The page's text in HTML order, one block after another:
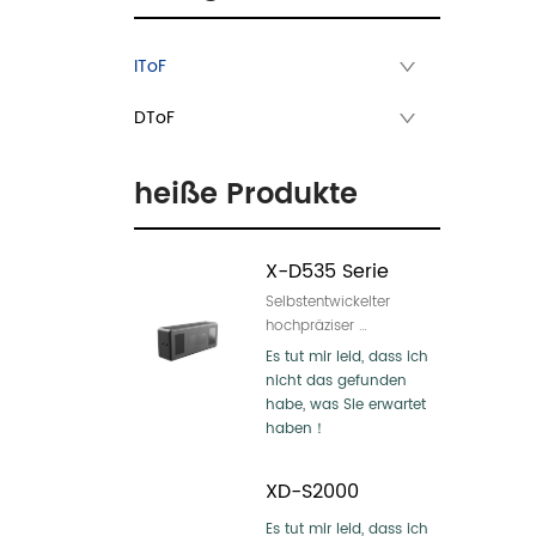
IToF
DToF
heiße Produkte
X-D535 Serie
Selbstentwickelter
hochpräziser
Kalibrierungs- und
Zählalgorithmus
Unterstützt Multi-Mode-
Erkennung und -Zählung,
Herumlungern, Filtern
usw., mit einer
Es tut mir leid, dass ich
nicht das gefunden
habe, was Sie erwartet
haben！
XD-S2000
Es tut mir leid, dass ich